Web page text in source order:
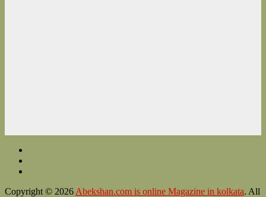
Copyright © 2026 Abekshan.com is online Magazine in kolkata. All